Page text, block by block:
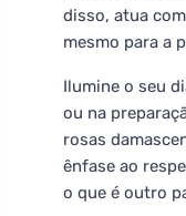
disso, atua
mesmo para a
Ilumine o seu
ou na
rosas
ênfase ao
o que é outro